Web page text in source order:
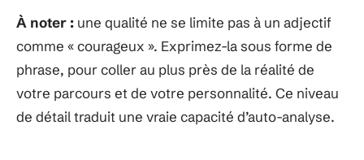
À noter : une qualité ne se limite pas à un adjectif
comme « courageux ». Exprimez-la sous forme de
phrase, pour coller au plus près de la réalité de
votre parcours et de votre personnalité. Ce niveau
de détail traduit une vraie capacité d’auto-analyse.